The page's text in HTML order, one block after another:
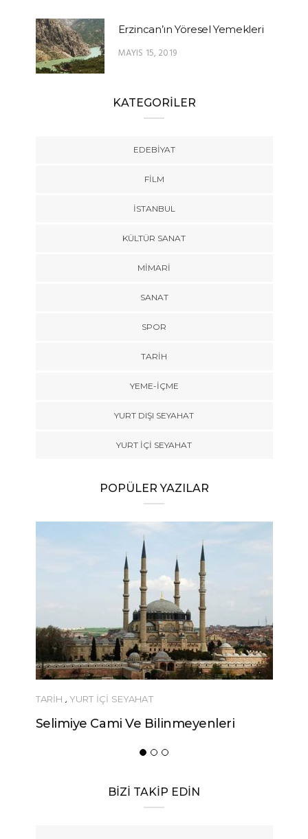
Erzincan’ın Yöresel Yemekleri
MAYIS 15, 2019
KATEGORİLER
EDEBIYAT
FILM
İSTANBUL
KÜLTÜR SANAT
MIMARI
SANAT
SPOR
TARİH
YEME-İÇME
YURT DIŞI SEYAHAT
YURT İÇİ SEYAHAT
POPÜLER YAZILAR
YEME-İÇME
Urfa’nın Birbirinden Lezzetli 10
Yöresel Yemeği
BİZİ TAKİP EDİN